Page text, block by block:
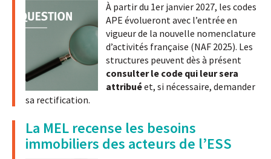
À partir du 1er janvier 2027, les codes
APE évolueront avec l’entrée en
vigueur de la nouvelle nomenclature
d’activités française (NAF 2025). Les
structures peuvent dès à présent
consulter le code qui leur sera
attribuéet, si nécessaire, demander
sa rectification.
La MEL recense les besoins
immobiliers des acteurs de l’ESS